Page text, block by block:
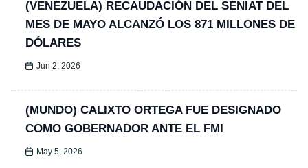
(VENEZUELA) RECAUDACIÓN DEL SENIAT DEL
MES DE MAYO ALCANZÓ LOS 871 MILLONES DE
DÓLARES
Jun 2, 2026
(MUNDO) CALIXTO ORTEGA FUE DESIGNADO
COMO GOBERNADOR ANTE EL FMI
May 5, 2026